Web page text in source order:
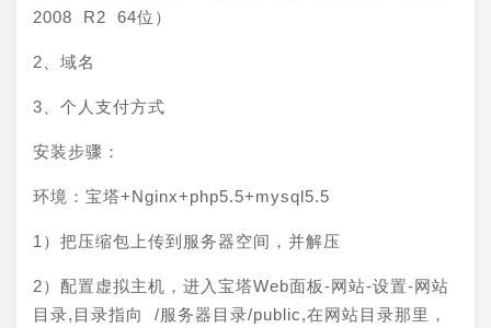
2008 R2 64位）
2、域名
3、个人支付方式
安装步骤：
环境：宝塔+Nginx+php5.5+mysql5.5
1）把压缩包上传到服务器空间，并解压
2）配置虚拟主机，进入宝塔Web面板-网站-设置-网站
目录,目录指向 /服务器目录/public,在网站目录那里，